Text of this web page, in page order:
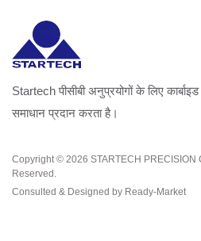
Startech पीसीबी अनुप्रयोगों के लिए
समाधान प्रदान करता है।
Copyright © 2026 STARTECH PRECISION
Reserved.
Consulted & Designed by Ready-Market